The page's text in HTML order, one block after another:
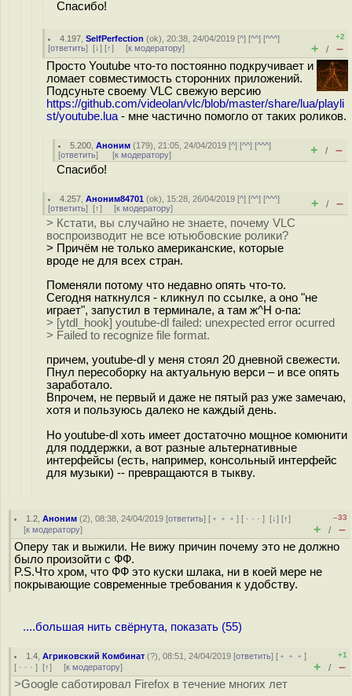
Спасибо!
4.197 ,SelfPerfection (ok), 20:38, 24/04/2019 [^] [^^] [^^^]
[ответить] [↓] [↑] [к модератору]
+2
+ / –
Просто Youtube что-то постоянно подкручивает и
ломает совместимость сторонних приложений.
Подсуньте своему VLC свежую версию
https://github.com/videolan/vlc/blob/master/share/lua/playli
st/youtube.lua - мне частично помогло от таких роликов.
5.200 ,Аноним (179), 21:05, 24/04/2019 [^] [^^] [^^^]
[ответить] [к модератору] + / –
Спасибо!
4.257 ,Аноним84701 (ok), 15:28, 26/04/2019 [^] [^^] [^^^]
[ответить] [↑] [к модератору] + / –
> Кстати, вы случайно не знаете, почему VLC
воспроизводит не все ютьюбовские ролики?
> Причём не только американские, которые
вроде не для всех стран.
Поменяли потому что недавно опять что-то.
Сегодня наткнулся - кликнул по ссылке, а оно "не
играет", запустил в терминале, а там ж^H о-па:
> [ytdl_hook] youtube-dl failed: unexpected error ocurred
> Failed to recognize file format.
причем, youtube-dl у меня стоял 20 дневной свежести.
Пнул пересоборку на актуальную верси – и все опять
заработало.
Впрочем, не первый и даже не пятый раз уже замечаю,
хотя и пользуюсь далеко не каждый день.
Но youtube-dl хоть имеет достаточно мощное комюнити
для поддержки, а вот разные альтернативные
интерфейсы (есть, например, консольный интерфейс
для музыки) -- превращаются в тыкву.
1.2 ,Аноним (2), 08:38, 24/04/2019 [ответить] [ ﹢﹢﹢] [ · · ·][↓] [↑]
[к модератору]
–33
+ / –
Оперу так и выжили. Не вижу причин почему это не должно
было произойти с ФФ.
P.S.Что хром, что ФФ это куски шлака, ни в коей мере не
покрывающие современные требования к удобству.
....большая нить свёрнута, показать (55)
1.4 ,Агриковский Комбинат (?), 08:51, 24/04/2019 [ответить] [ ﹢﹢﹢]
[ · · · ] [↑] [к модератору]
+1
+ / –
>Google саботировал Firefox в течение многих лет